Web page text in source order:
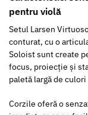
pentru violă
Setul Larsen
conturat, cu o
Soloist sunt create
focus, proiecție și
paletă largă de
Corzile oferă o